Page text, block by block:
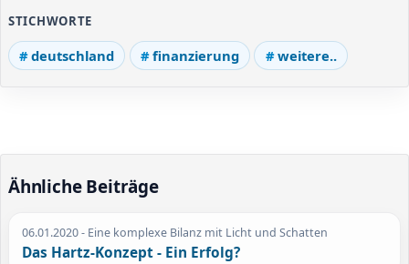
STICHWORTE
deutschland finanzierung weitere..
Ähnliche Beiträge
06.01.2020- Eine komplexe Bilanz mit Licht und Schatten
Das Hartz-Konzept - Ein Erfolg?